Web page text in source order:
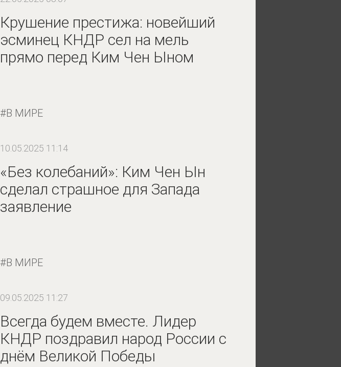
Крушение престижа: новейший
эсминец КНДР сел на мель
прямо перед Ким Чен Ыном
В МИРЕ
10.05.2025 11:14
«Без колебаний»: Ким Чен Ын
сделал страшное для Запада
заявление
В МИРЕ
09.05.2025 11:27
Всегда будем вместе. Лидер
КНДР поздравил народ России с
днём Великой Победы